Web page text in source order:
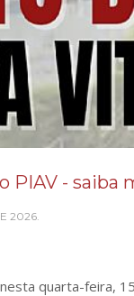
PIAV - saiba
2026.
nesta quarta-feira,